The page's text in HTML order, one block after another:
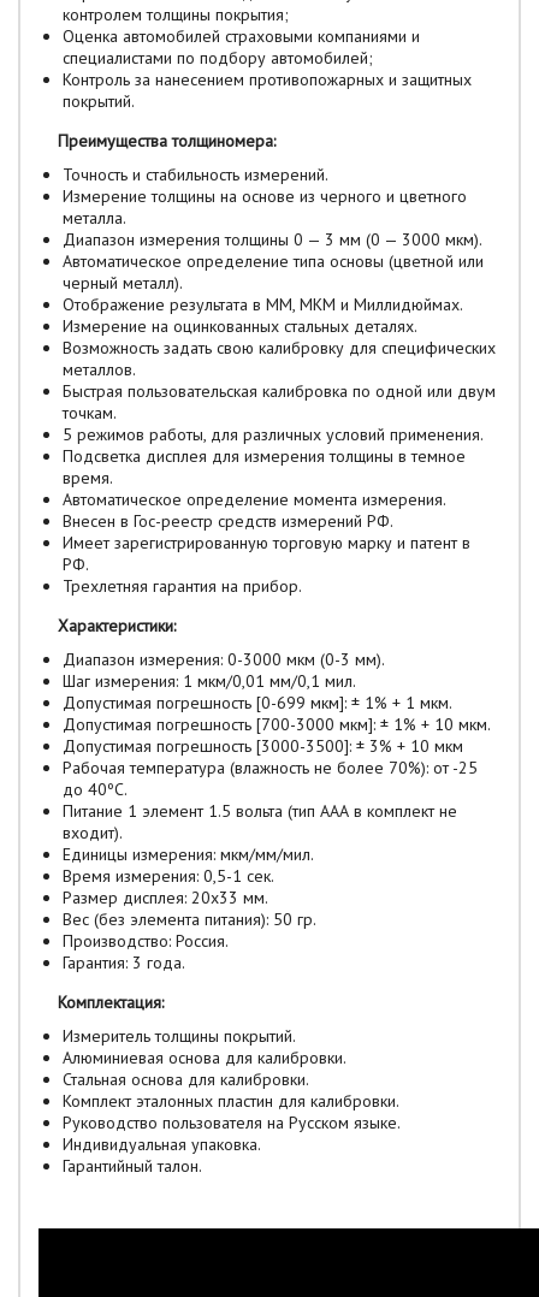
контролем толщины покрытия;
Оценка автомобилей страховыми компаниями и
специалистами по подбору автомобилей;
Контроль за нанесением противопожарных и защитных
покрытий.
Преимущества толщиномера:
Точность и стабильность измерений.
Измерение толщины на основе из черного и цветного
металла.
Диапазон измерения толщины 0 — 3 мм (0 — 3000 мкм).
Автоматическое определение типа основы (цветной или
черный металл).
Отображение результата в ММ, МКМ и Миллидюймах.
Измерение на оцинкованных стальных деталях.
Возможность задать свою калибровку для специфических
металлов.
Быстрая пользовательская калибровка по одной или двум
точкам.
5 режимов работы, для различных условий применения.
Подсветка дисплея для измерения толщины в темное
время.
Автоматическое определение момента измерения.
Внесен в Гос-реестр средств измерений РФ.
Имеет зарегистрированную торговую марку и патент в
РФ.
Трехлетняя гарантия на прибор.
Характеристики:
Диапазон измерения: 0-3000 мкм (0-3 мм).
Шаг измерения: 1 мкм/0,01 мм/0,1 мил.
Допустимая погрешность [0-699 мкм]: ± 1% + 1 мкм.
Допустимая погрешность [700-3000 мкм]: ± 1% + 10 мкм.
Допустимая погрешность [3000-3500]: ± 3% + 10 мкм
Рабочая температура (влажность не более 70%): от -25
до 40ºС.
Питание 1 элемент 1.5 вольта (тип ААА в комплект не
входит).
Единицы измерения: мкм/мм/мил.
Время измерения: 0,5-1 сек.
Размер дисплея: 20х33 мм.
Вес (без элемента питания): 50 гр.
Производство: Россия.
Гарантия: 3 года.
Комплектация:
Измеритель толщины покрытий.
Алюминиевая основа для калибровки.
Стальная основа для калибровки.
Комплект эталонных пластин для калибровки.
Руководство пользователя на Русском языке.
Индивидуальная упаковка.
Гарантийный талон.